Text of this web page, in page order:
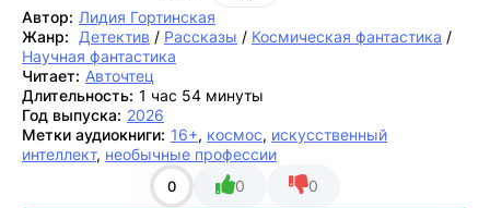
Автор: Лидия Гортинская
Жанр:
Детектив / Рассказы / Космическая фантастика /
Научная фантастика
Читает: Авточтец
Длительность: 1 час 54 минуты
Год выпуска: 2026
Метки аудиокниги: 16+, космос, искусственный
интеллект, необычные профессии
0 0 0